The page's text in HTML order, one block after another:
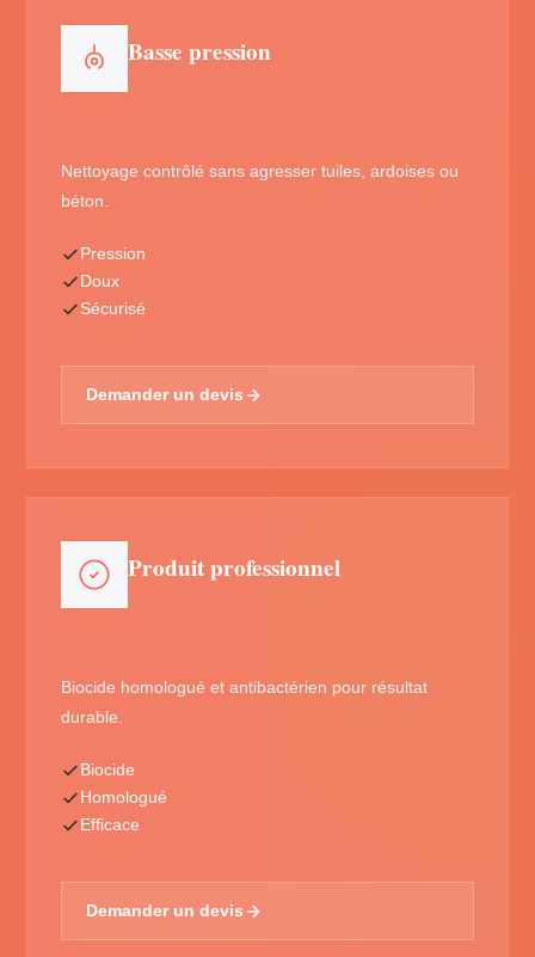
Basse pression
Nettoyage contrôlé sans agresser tuiles, ardoises ou
béton.
Pression
Doux
Sécurisé
Demander un devis
Produit professionnel
Biocide homologué et antibactérien pour résultat
durable.
Biocide
Homologué
Efficace
Demander un devis